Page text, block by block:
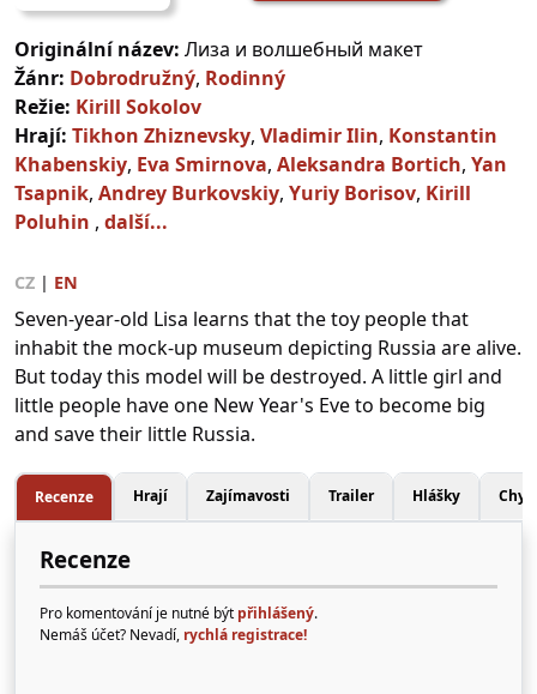
Originální název: Лиза и волшебный макет
Žánr: Dobrodružný, Rodinný
Režie: Kirill Sokolov
Hrají: Tikhon Zhiznevsky, Vladimir Ilin, Konstantin
Khabenskiy, Eva Smirnova, Aleksandra Bortich, Yan
Tsapnik, Andrey Burkovskiy, Yuriy Borisov, Kirill
Poluhin , další...
CZ | EN
Seven-year-old Lisa learns that the toy people that
inhabit the mock-up museum depicting Russia are alive.
But today this model will be destroyed. A little girl and
little people have one New Year's Eve to become big
and save their little Russia.
Recenze Hrají Zajímavosti Trailer Hlášky
Recenze
Pro komentování je nutné být přihlášený.
Nemáš účet? Nevadí, rychlá registrace!